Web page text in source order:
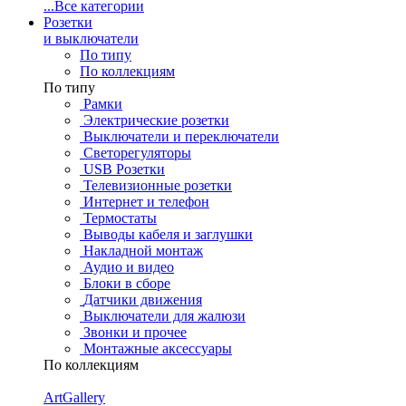
...Все категории
Розетки
и выключатели
По типу
По коллекциям
По типу
Рамки
Электрические розетки
Выключатели и переключатели
Светорегуляторы
USB Розетки
Телевизионные розетки
Интернет и телефон
Термостаты
Выводы кабеля и заглушки
Накладной монтаж
Аудио и видео
Блоки в сборе
Датчики движения
Выключатели для жалюзи
Звонки и прочее
Монтажные аксессуары
По коллекциям
ArtGallery